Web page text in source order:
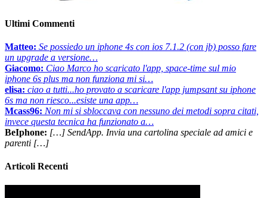
Ultimi Commenti
Matteo: Se possiedo un iphone 4s con ios 7.1.2 (con jb) posso fare
un upgrade a versione…
Giacomo: Ciao Marco ho scaricato l'app, space-time sul mio
iphone 6s plus ma non funziona mi si…
elisa: ciao a tutti...ho provato a scaricare l'app jumpsant su iphone
6s ma non riesco...esiste una app…
Mcass96: Non mi si sbloccava con nessuno dei metodi sopra citati,
invece questa tecnica ha funzionato a…
BeIphone: […] SendApp. Invia una cartolina speciale ad amici e
parenti […]
Articoli Recenti